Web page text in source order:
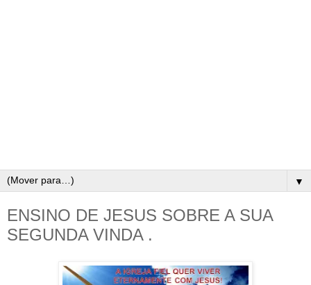
▼
ENSINO DE JESUS SOBRE A SUA
SEGUNDA VINDA .